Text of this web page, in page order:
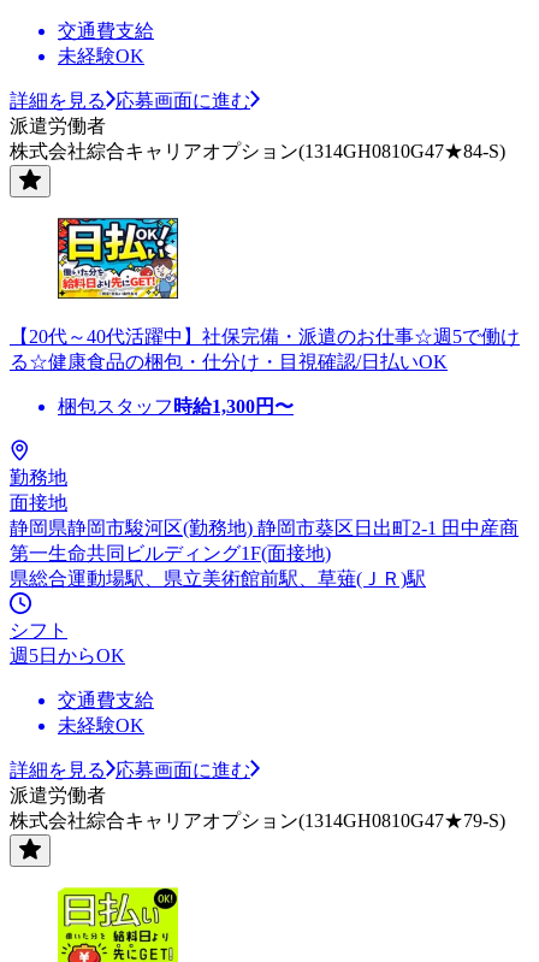
交通費支給
未経験OK
詳細を見る
応募画面に進む
派遣労働者
株式会社綜合キャリアオプション(1314GH0810G47★84-S)
【20代～40代活躍中】社保完備・派遣のお仕事☆週5で働け
る☆健康食品の梱包・仕分け・目視確認/日払いOK
梱包スタッフ 時給1,300円〜
勤務地
面接地
静岡県静岡市駿河区(勤務地) 静岡市葵区日出町2-1 田中産商
第一生命共同ビルディング1F(面接地)
県総合運動場駅、県立美術館前駅、草薙(ＪＲ)駅
シフト
週5日からOK
交通費支給
未経験OK
詳細を見る
応募画面に進む
派遣労働者
株式会社綜合キャリアオプション(1314GH0810G47★79-S)